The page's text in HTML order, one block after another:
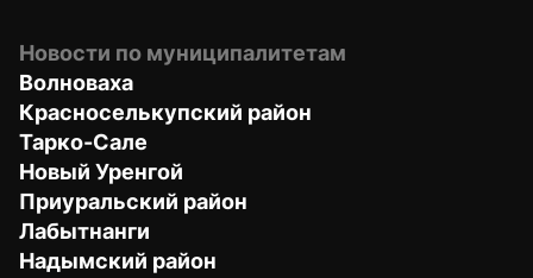
Новости по муниципалитетам
Волноваха
Красноселькупский район
Тарко-Сале
Новый Уренгой
Приуральский район
Лабытнанги
Надымский район